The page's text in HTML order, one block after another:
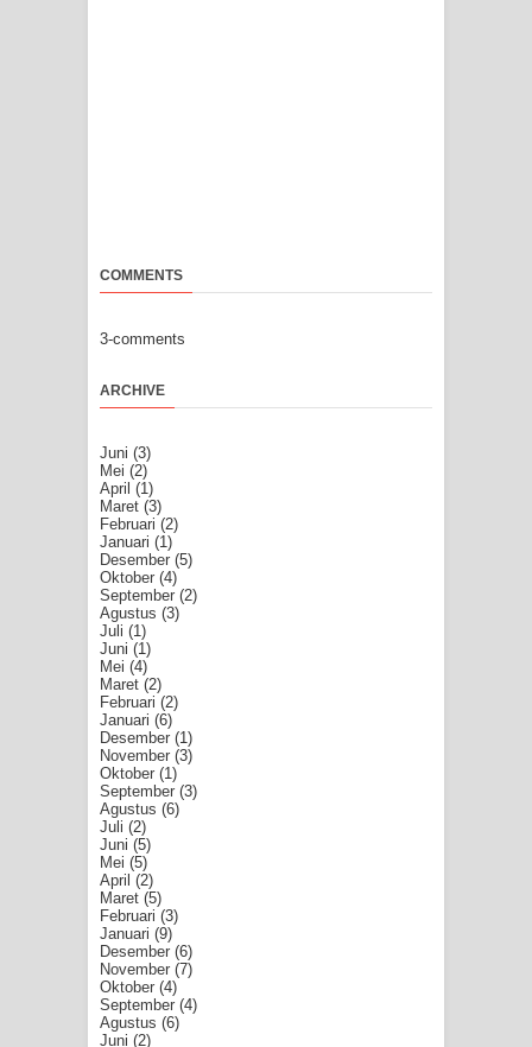
COMMENTS
3-comments
ARCHIVE
Juni (3)
Mei (2)
April (1)
Maret (3)
Februari (2)
Januari (1)
Desember (5)
Oktober (4)
September (2)
Agustus (3)
Juli (1)
Juni (1)
Mei (4)
Maret (2)
Februari (2)
Januari (6)
Desember (1)
November (3)
Oktober (1)
September (3)
Agustus (6)
Juli (2)
Juni (5)
Mei (5)
April (2)
Maret (5)
Februari (3)
Januari (9)
Desember (6)
November (7)
Oktober (4)
September (4)
Agustus (6)
Juni (2)